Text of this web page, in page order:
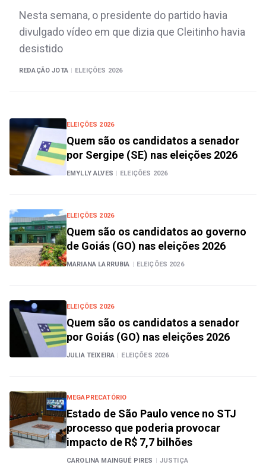
Nesta semana, o presidente do partido havia
divulgado vídeo em que dizia que Cleitinho havia
desistido
REDAÇÃO JOTA | ELEIÇÕES 2026
ELEIÇÕES 2026
Quem são os candidatos a senador
por Sergipe (SE) nas eleições 2026
EMYLLY ALVES | ELEIÇÕES 2026
ELEIÇÕES 2026
Quem são os candidatos ao governo
de Goiás (GO) nas eleições 2026
MARIANA LARRUBIA | ELEIÇÕES 2026
ELEIÇÕES 2026
Quem são os candidatos a senador
por Goiás (GO) nas eleições 2026
JULIA TEIXEIRA | ELEIÇÕES 2026
MEGAPRECATÓRIO
Estado de São Paulo vence no STJ
processo que poderia provocar
impacto de R$ 7,7 bilhões
CAROLINA MAINGUÉ PIRES | JUSTIÇA